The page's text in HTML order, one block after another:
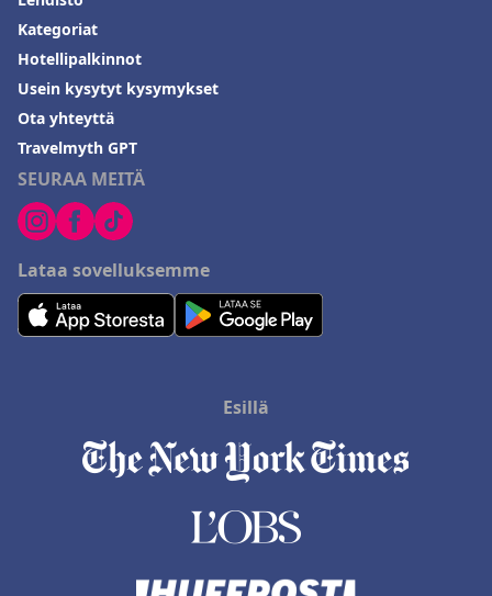
SEURAA MEITÄ
Lataa sovelluksemme
Kategoriat
Hotellipalkinnot
Usein kysytyt kysymykset
Ota yhteyttä
Travelmyth GPT
Esillä